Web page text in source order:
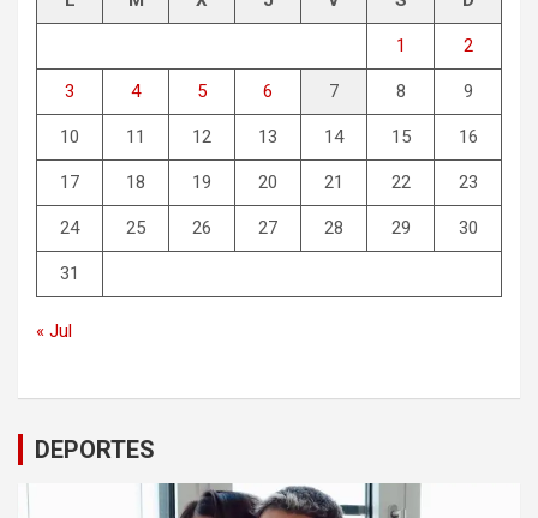
1 2
3 4 5 6 7 8 9
10 11 12 13 14 15 16
17 18 19 20 21 22 23
24 25 26 27 28 29 30
31
« Jul
DEPORTES